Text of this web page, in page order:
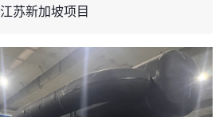
江苏新加坡项目